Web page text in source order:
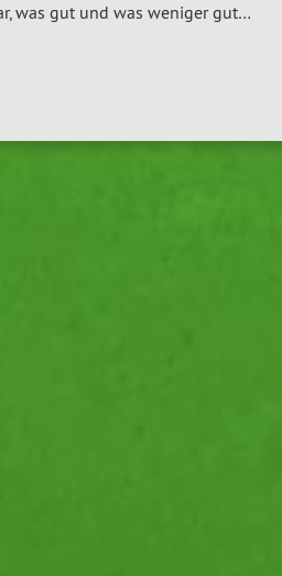
was gut und was weniger gut…